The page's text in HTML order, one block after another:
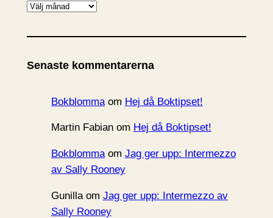
A
k
v
Senaste kommentarerna
Bokblommaom Hej då Boktipset!
Martin Fabianom Hej då Boktipset!
Bokblommaom Jag ger upp: Intermezzo
av Sally Rooney
Gunillaom Jag ger upp: Intermezzo av
Sally Rooney